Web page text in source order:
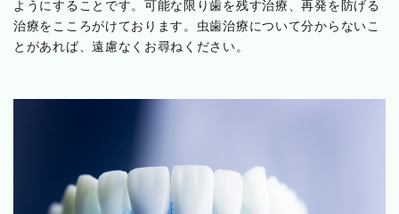
ようにすることです。可能な限り歯を残す治療、再発を防げる
治療をこころがけております。虫歯治療について分からないこ
とがあれば、遠慮なくお尋ねください。